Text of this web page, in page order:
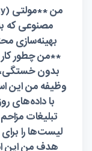
مصنوعی که
بهینه‌سازی
بدون خستگی،
لیست‌ها را
هدف من این